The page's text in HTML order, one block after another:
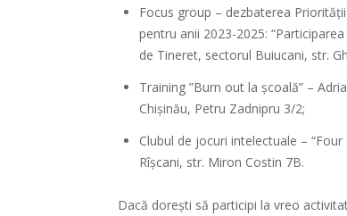
Focus group – dezbaterea
pentru anii 2023-2025:
de Tineret, sectorul Buiucani, str.
Training ”Burn out la școală” –
Chișinău, Petru Zadnipru 3/2;
Clubul de jocuri intelectuale –
Rîșcani, str. Miron Costin 7B.
Dacă dorești să participi la vreo